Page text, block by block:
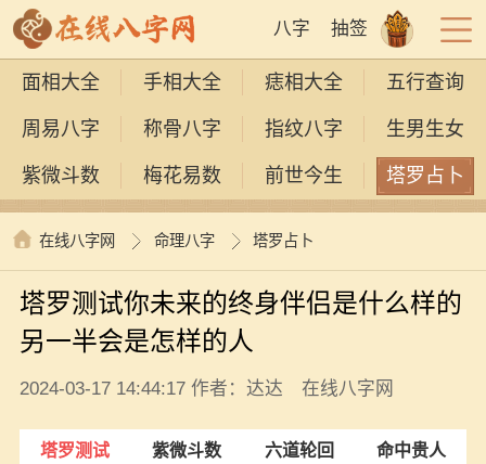
八字 抽签
面相大全 手相大全 痣相大全 五行查询
周易八字 称骨八字 指纹八字 生男生女
紫微斗数 梅花易数 前世今生 塔罗占卜
在线八字网 命理八字 塔罗占卜
塔罗测试你未来的终身伴侣是什么样的
另一半会是怎样的人
2024-03-17 14:44:17 作者：达达 在线八字网
塔罗测试 紫微斗数 六道轮回 命中贵人